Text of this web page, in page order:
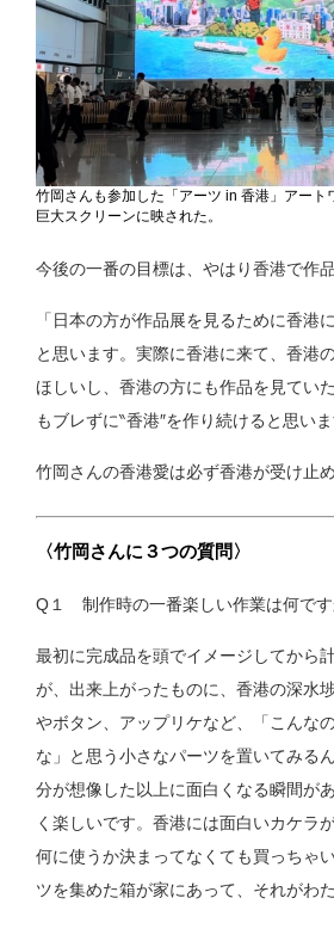
竹岡さんも参加した「アーツ in 香港」アート
巨大スクリーンに映された。
今後の一番の目標は、やはり香港で作
「日本の方が作品展を見るために香港
と思います。実際に香港に来て、香港
ほしいし、香港の方にも作品を見てい
もブレずに‶香港″を作り続けると思いま
竹岡さんの香港愛は必ず香港が受け止
〈竹岡さんに３つの質問〉
Q１ 制作時の一番楽しい作業は何です
最初に完成品を頭でイメージしてから
が、出来上がったものに、香港の深水
やボタン、アップリケなど、「こんな
な」と思う小さなパーツを置いてみる
分が想像した以上に面白くなる瞬間が
く楽しいです。香港には面白いカケラ
何に使うか決まってなくても買っちゃ
ツを集めた箱が家にあって、それがわ